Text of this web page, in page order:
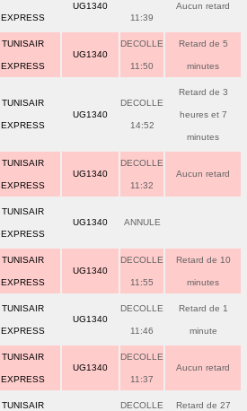
EXPRESS
UG1340
11:39
Aucun retard
TUNISAIR
EXPRESS
UG1340
DECOLLE
11:50
Retard de 5
minutes
TUNISAIR
EXPRESS
UG1340
DECOLLE
14:52
Retard de 3
heures et 7
minutes
TUNISAIR
EXPRESS
UG1340
DECOLLE
11:32
Aucun retard
TUNISAIR
EXPRESS
UG1340 ANNULE
TUNISAIR
EXPRESS
UG1340
DECOLLE
11:55
Retard de 10
minutes
TUNISAIR
EXPRESS
UG1340
DECOLLE
11:46
Retard de 1
minute
TUNISAIR
EXPRESS
UG1340
DECOLLE
11:37
Aucun retard
TUNISAIR DECOLLE Retard de 27